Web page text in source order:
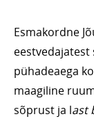
Esmakordne
pühadeaega
maagiline
sõprust ja last